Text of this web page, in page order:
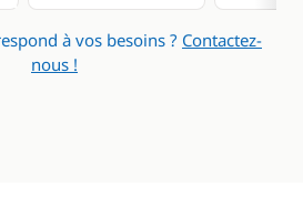
à vos besoins ? Contactez-
nous !